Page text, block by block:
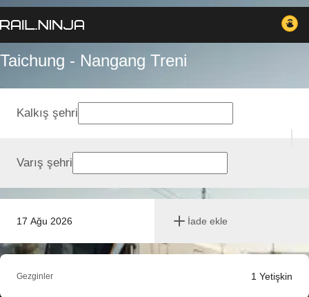
Taichung - Nangang Treni
17 Ağu 2026 İade ekle
Kalkış şehri
Varış şehri
Gezginler 1 Yetişkin